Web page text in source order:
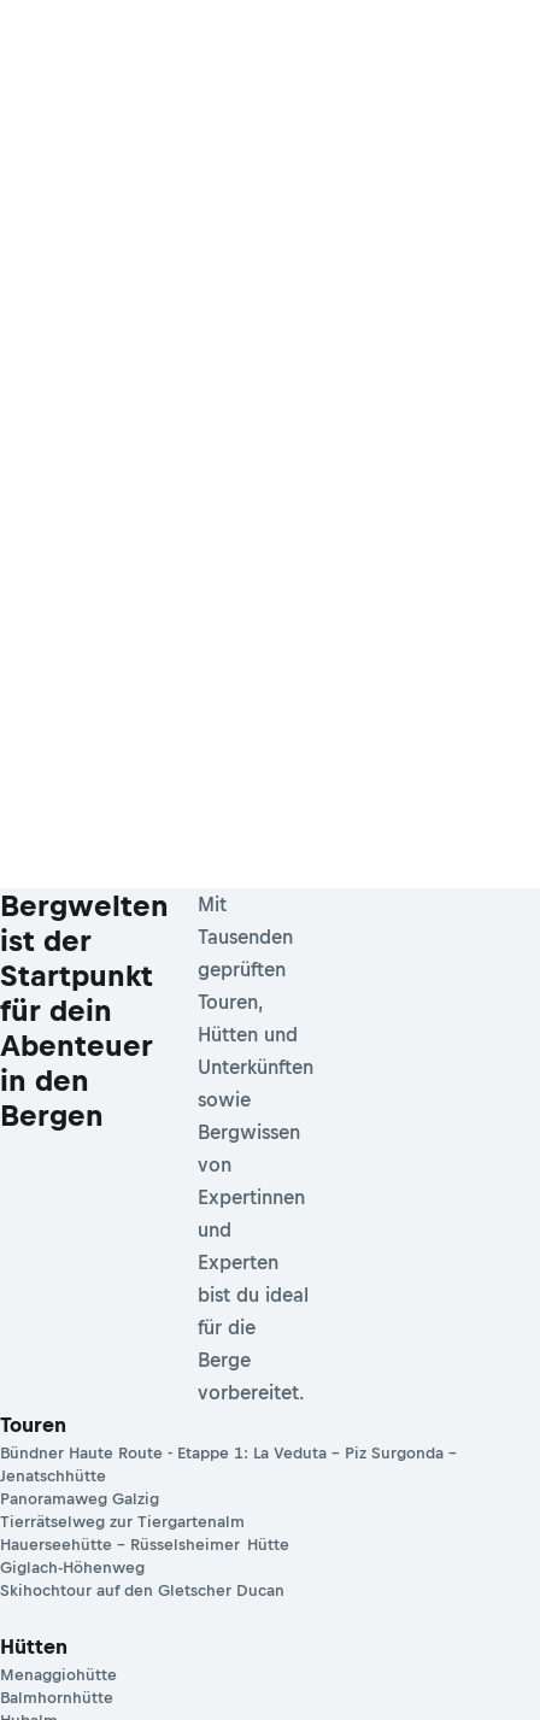
Bergwelten
ist der
Startpunkt
für dein
Abenteuer
in den
Bergen
Mit
Tausenden
geprüften
Touren,
Hütten und
Unterkünften
sowie
Bergwissen
von
Expertinnen
und
Experten
bist du ideal
für die
Berge
vorbereitet.
Touren
Bündner Haute Route - Etappe 1: La Veduta – Piz Surgonda –
Jenatschhütte
Panoramaweg Galzig
Tierrätselweg zur Tiergartenalm
Hauerseehütte – ­Rüsselsheimer Hütte
Giglach-Höhenweg
Skihochtour auf den Gletscher Ducan
Hütten
Menaggiohütte
Balmhornhütte